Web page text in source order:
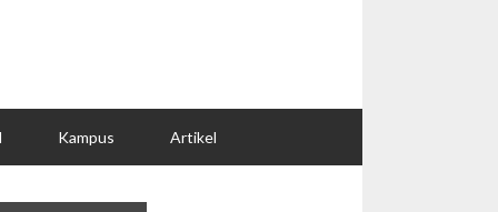
Kampus Artikel